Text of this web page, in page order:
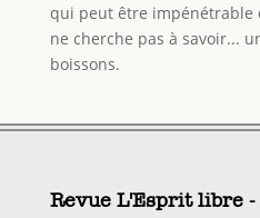
qui peut être impénétrable
ne cherche pas à savoir...
boissons.
Revue L'Esprit libre -